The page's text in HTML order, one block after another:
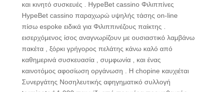
και κινητό συσκευές . HypeBet cassino Φιλιππίνες
HypeBet cassino παραχωρώ υψηλής τάσης on-line
πίσω espoke ειδικά για Φιλιππινέζους παίκτης .
εισερχόμενος ίσος αναγνωρίζουν με ουσιαστικό λαμβάνω
πακέτα , ξόρκι γρήγορος πελάτης κάνω καλό από
καθημερινά συσκευασία , συμφωνία , και ένας
καινοτόμος αφοσίωση οργάνωση . Η chopine καυχιέται
Συνεργάτης Νοσηλευτικής αφηγηματικό συλλογή